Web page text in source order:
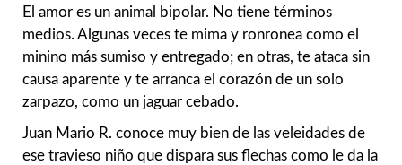
El amor es un animal bipolar. No tiene términos
medios. Algunas veces te mima y ronronea como el
minino más sumiso y entregado; en otras, te ataca sin
causa aparente y te arranca el corazón de un solo
zarpazo, como un jaguar cebado.
Juan Mario R. conoce muy bien de las veleidades de
ese travieso niño que dispara sus flechas como le da la